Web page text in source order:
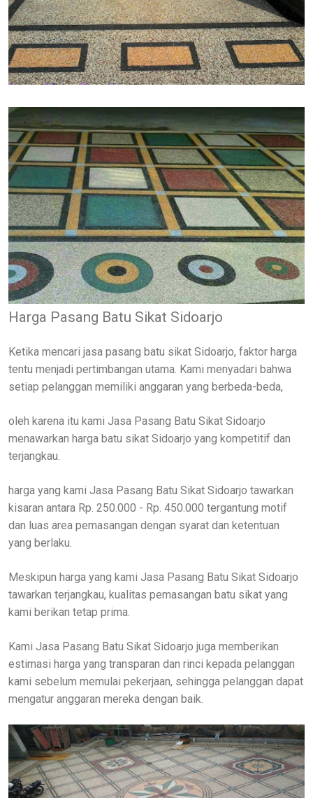
Harga Pasang Batu Sikat Sidoarjo
Ketika mencari jasa pasang batu sikat Sidoarjo, faktor harga
tentu menjadi pertimbangan utama. Kami menyadari bahwa
setiap pelanggan memiliki anggaran yang berbeda-beda,
oleh karena itu kami Jasa Pasang Batu Sikat Sidoarjo
menawarkan harga batu sikat Sidoarjo yang kompetitif dan
terjangkau.
harga yang kami Jasa Pasang Batu Sikat Sidoarjo tawarkan
kisaran antara Rp. 250.000 - Rp. 450.000 tergantung motif
dan luas area pemasangan dengan syarat dan ketentuan
yang berlaku.
Meskipun harga yang kami Jasa Pasang Batu Sikat Sidoarjo
tawarkan terjangkau, kualitas pemasangan batu sikat yang
kami berikan tetap prima.
Kami Jasa Pasang Batu Sikat Sidoarjo juga memberikan
estimasi harga yang transparan dan rinci kepada pelanggan
kami sebelum memulai pekerjaan, sehingga pelanggan dapat
mengatur anggaran mereka dengan baik.